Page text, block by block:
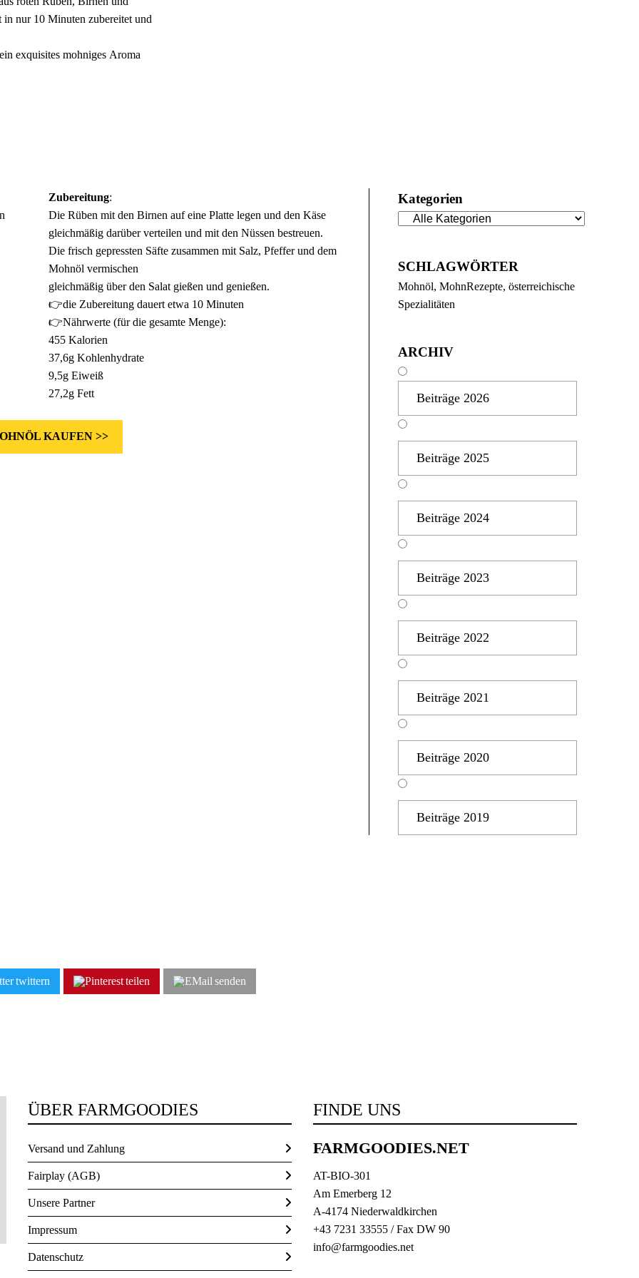
nur 10 Minuten zubereitet und
exquisites mohniges Aroma
Zubereitung:
Die Rüben mit den Birnen auf eine Platte legen und den Käse
gleichmäßig darüber verteilen und mit den Nüssen bestreuen.
Die frisch gepressten Säfte zusammen mit Salz, Pfeffer und dem
Mohnöl vermischen
gleichmäßig über den Salat gießen und genießen.
👉die Zubereitung dauert etwa 10 Minuten
👉Nährwerte (für die gesamte Menge):
455 Kalorien
37,6g Kohlenhydrate
9,5g Eiweiß
27,2g Fett
KAUFEN >>
Kategorien
SCHLAGWÖRTER
Mohnöl MohnRezepte österreichische
Spezialitäten
ARCHIV
Beiträge 2026
Beiträge 2025
Beiträge 2024
Beiträge 2023
Beiträge 2022
Beiträge 2021
Beiträge 2020
Beiträge 2019
twittern teilen senden
ÜBER FARMGOODIES
Versand und Zahlung
Fairplay (AGB)
Unsere Partner
Impressum
Datenschutz
FINDE UNS
FARMGOODIES.NET
AT-BIO-301
Am Emerberg 12
A-4174 Niederwaldkirchen
+43 7231 33555 / Fax DW 90
info@farmgoodies.net